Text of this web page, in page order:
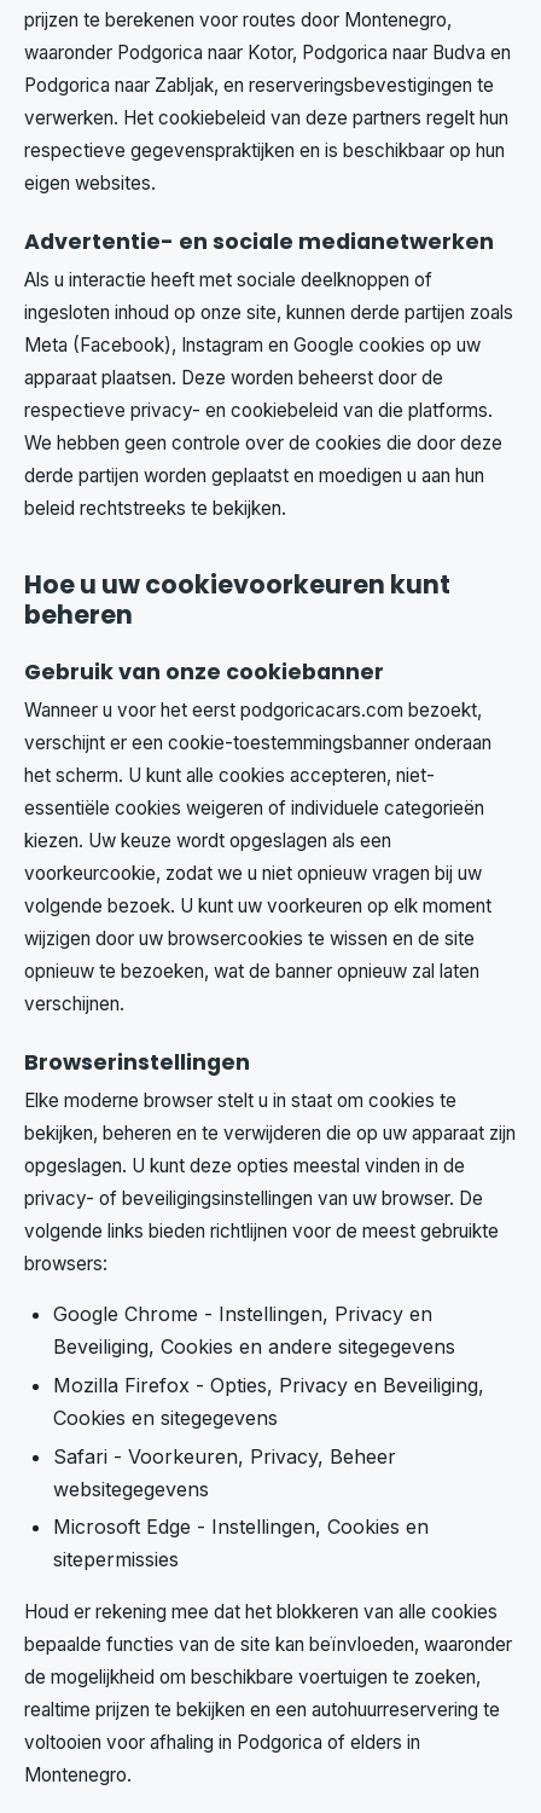
prijzen te berekenen voor routes door Montenegro,
waaronder Podgorica naar Kotor, Podgorica naar Budva en
Podgorica naar Zabljak, en reserveringsbevestigingen te
verwerken. Het cookiebeleid van deze partners regelt hun
respectieve gegevenspraktijken en is beschikbaar op hun
eigen websites.
Advertentie- en sociale medianetwerken
Als u interactie heeft met sociale deelknoppen of
ingesloten inhoud op onze site, kunnen derde partijen zoals
Meta (Facebook), Instagram en Google cookies op uw
apparaat plaatsen. Deze worden beheerst door de
respectieve privacy- en cookiebeleid van die platforms.
We hebben geen controle over de cookies die door deze
derde partijen worden geplaatst en moedigen u aan hun
beleid rechtstreeks te bekijken.
Hoe u uw cookievoorkeuren kunt
beheren
Gebruik van onze cookiebanner
Wanneer u voor het eerst podgoricacars.com bezoekt,
verschijnt er een cookie-toestemmingsbanner onderaan
het scherm. U kunt alle cookies accepteren, niet-
essentiële cookies weigeren of individuele categorieën
kiezen. Uw keuze wordt opgeslagen als een
voorkeurcookie, zodat we u niet opnieuw vragen bij uw
volgende bezoek. U kunt uw voorkeuren op elk moment
wijzigen door uw browsercookies te wissen en de site
opnieuw te bezoeken, wat de banner opnieuw zal laten
verschijnen.
Browserinstellingen
Elke moderne browser stelt u in staat om cookies te
bekijken, beheren en te verwijderen die op uw apparaat zijn
opgeslagen. U kunt deze opties meestal vinden in de
privacy- of beveiligingsinstellingen van uw browser. De
volgende links bieden richtlijnen voor de meest gebruikte
browsers:
Google Chrome - Instellingen, Privacy en
Beveiliging, Cookies en andere sitegegevens
Mozilla Firefox - Opties, Privacy en Beveiliging,
Cookies en sitegegevens
Safari - Voorkeuren, Privacy, Beheer
websitegegevens
Microsoft Edge - Instellingen, Cookies en
sitepermissies
Houd er rekening mee dat het blokkeren van alle cookies
bepaalde functies van de site kan beïnvloeden, waaronder
de mogelijkheid om beschikbare voertuigen te zoeken,
realtime prijzen te bekijken en een autohuurreservering te
voltooien voor afhaling in Podgorica of elders in
Montenegro.